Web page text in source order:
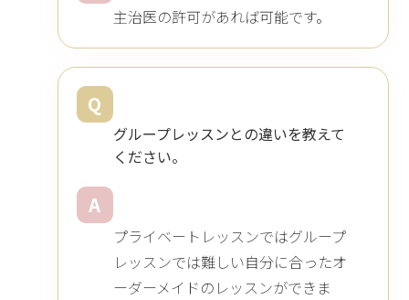
主治医の許可があれば可能です。
Q
グループレッスンとの違いを教えて
ください。
A
プライベートレッスンではグループ
レッスンでは難しい自分に合ったオ
ーダーメイドのレッスンができま